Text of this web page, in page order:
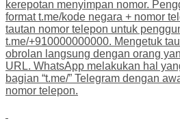
kerepotan menyimpan nomor.
format t.me/kode negara + nomor
tautan nomor telepon untuk
t.me/+910000000000. Mengetuk
obrolan langsung dengan orang
URL. WhatsApp melakukan hal
bagian “t.me/” Telegram dengan
nomor telepon.